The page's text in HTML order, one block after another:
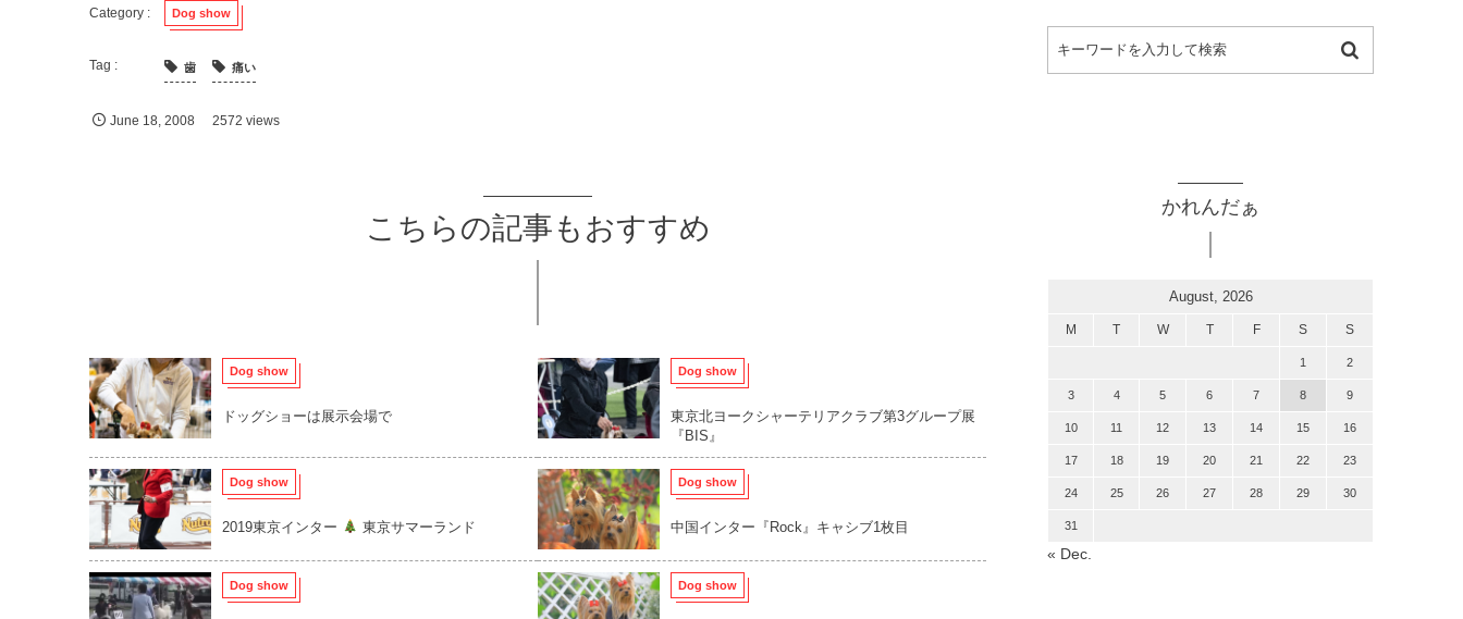
Dog show
歯 痛い
June 18 ,2008 2572 views
こちらの記事もおすすめ
Dog show
ドッグショーは展示会場で
Dog show
東京北ヨークシャーテリアクラブ第3グループ展
『BIS』
Dog show
2019東京インター 東京サマーランド
Dog show
中国インター『Rock』キャシブ1枚目
Dog show Dog show
かれんだぁ
August, 2026
M T W T F S S
1 2
3 4 5 6 7 8 9
10 11 12 13 14 15 16
17 18 19 20 21 22 23
24 25 26 27 28 29 30
31
« Dec.